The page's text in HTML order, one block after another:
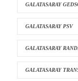
GALATASARAY
GALATASARAY PSV
GALATASARAY
GALATASARAY